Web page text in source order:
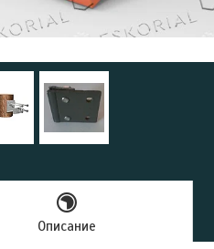
Описание